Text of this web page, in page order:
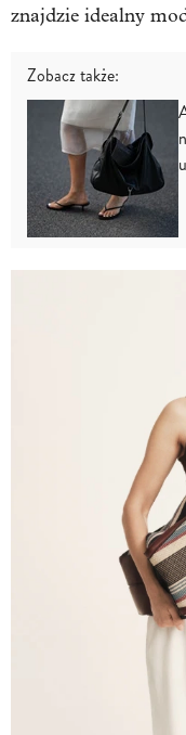
znajdzie idealny
Zobacz także: